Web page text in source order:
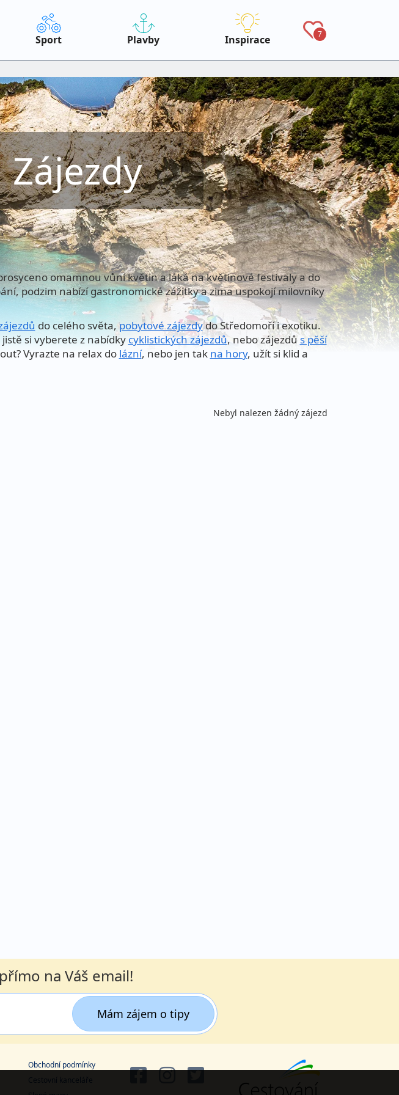
Sport Plavby Inspirace 7
Zájezdy
omamnou vůní květin a láká na květinové festivaly a do
podzim nabízí gastronomické zážitky a zima uspokojí milovníky
do celého světa,pobytové zájezdydo Středomoří i exotiku.
jistě si vyberete z nabídky cyklistických zájezdů, nebo zájezdů s pěší
Vyrazte na relax do lázní, nebo jen tak na hory, užít si klid a
Nebyl nalezen žádný zájezd
na Váš email!
Mám zájem o tipy
Obchodní podmínky
Cestovní kanceláře